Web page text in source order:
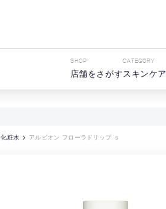
SHOP
店舗をさがす
CATEGORY
スキンケア
化粧水 アルビオン フローラドリップ ｓ